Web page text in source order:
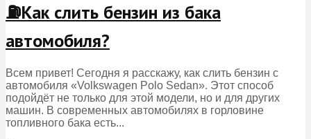
⛽️Как слить бензин из бака
автомобиля?
Всем привет! Сегодня я расскажу, как слить бензин с
автомобиля «Volkswagen Polo Sedan». Этот способ
подойдёт не только для этой модели, но и для других
машин. В современных автомобилях в горловине
топливного бака есть...